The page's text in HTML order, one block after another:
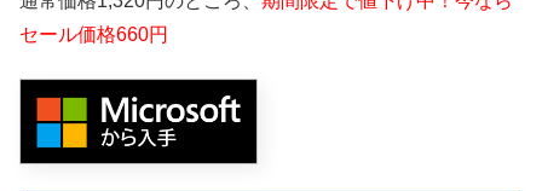
セール価格660円